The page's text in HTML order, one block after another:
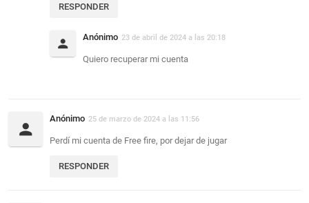
RESPONDER
Anónimo 23 de abril de 2024 a las 20:18
Quiero recuperar mi cuenta
Anónimo 25 de marzo de 2024 a las 11:56
Perdí mi cuenta de Free fire, por dejar de jugar
RESPONDER